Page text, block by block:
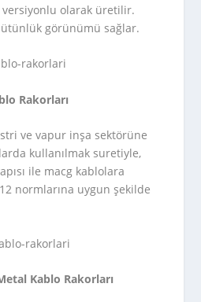
versiyonlu olarak üretilir.
görünümü sağlar.
Rakorları
ve vapur inşa sektörüne
kullanılmak suretiyle,
ile macg kablolara
normlarına uygun şekilde
Kablo Rakorları